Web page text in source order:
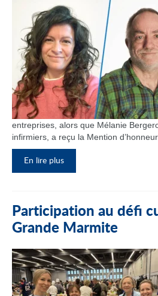
entreprises, alors que Mélanie
infirmiers, a reçu la Mention d’honneur.
En lire plus
Participation au défi
Grande Marmite